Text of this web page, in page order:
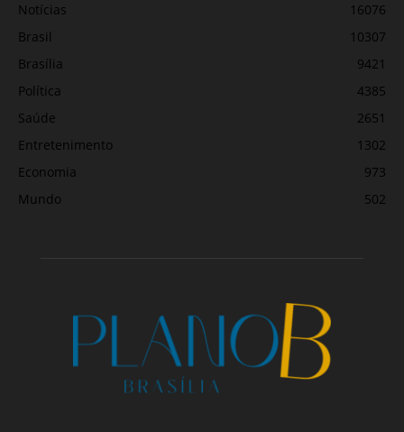
Notícias
16076
Brasil
10307
Brasília
9421
Política
4385
Saúde
2651
Entretenimento
1302
Economia
973
Mundo
502